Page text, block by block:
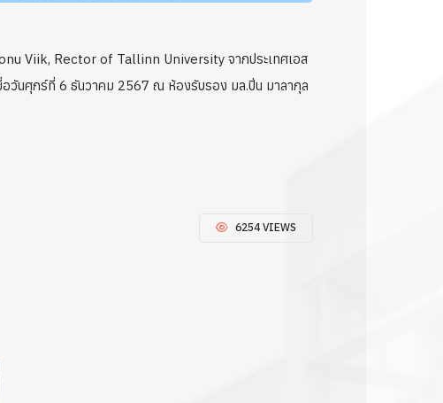
Viik, Rector of Tallinn University จากประเทศเอส
อวันศุกร์ที่ 6 ธันวาคม 2567 ณ ห้องรับรอง มล.ปิ่น มาลากุล
6254 VIEWS